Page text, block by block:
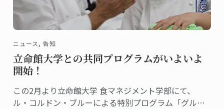
ニュース, 告知
立命館大学との共同プログラムがいよいよ
開始！
この2月より立命館大学 食マネジメント学部にて、
ル・コルドン・ブルーによる特別プログラム「グルー